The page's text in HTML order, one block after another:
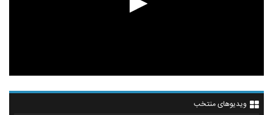
ویدیوهای منتخب